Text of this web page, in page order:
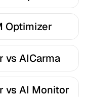
Optimizer
vs AICarma
vs AI Monitor